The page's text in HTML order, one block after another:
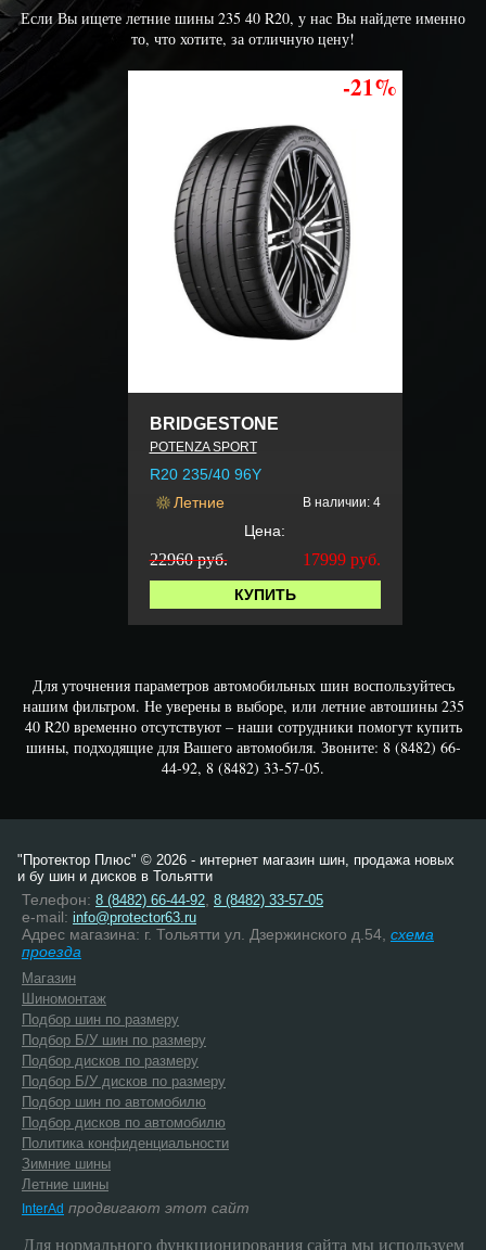
Если Вы ищете летние шины 235 40 R20, у нас Вы найдете именно
то, что хотите, за отличную цену!
-21%
BRIDGESTONE
POTENZA SPORT
R20 235/40 96Y
Летние
В наличии: 4
Цена:
22960 руб. 17999 руб.
КУПИТЬ
Для уточнения параметров автомобильных шин воспользуйтесь
нашим фильтром. Не уверены в выборе, или летние автошины 235
40 R20 временно отсутствуют – наши сотрудники помогут купить
шины, подходящие для Вашего автомобиля. Звоните: 8 (8482) 66-
44-92, 8 (8482) 33-57-05.
"Протектор Плюс" © 2026 - интернет магазин шин, продажа новых
и бу шин и дисков в Тольятти
Телефон: 8 (8482) 66-44-92 8 (8482) 33-57-05
e-mail: info@protector63.ru
Адрес магазина: г. Тольятти ул. Дзержинского д.54, схема
проезда
Магазин
Шиномонтаж
Подбор шин по размеру
Подбор Б/У шин по размеру
Подбор дисков по размеру
Подбор Б/У дисков по размеру
Подбор шин по автомобилю
Подбор дисков по автомобилю
Политика конфиденциальности
Зимние шины
Летние шины
InterAd продвигают этот сайт
Для нормального функционирования сайта мы используем